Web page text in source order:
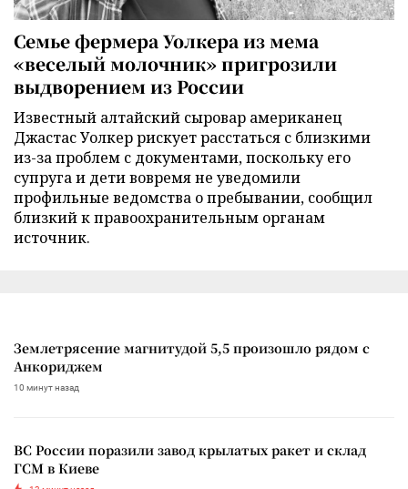
Семье фермера Уолкера из мема
«веселый молочник» пригрозили
выдворением из России
Известный алтайский сыровар американец
Джастас Уолкер рискует расстаться с близкими
из-за проблем с документами, поскольку его
супруга и дети вовремя не уведомили
профильные ведомства о пребывании, сообщил
близкий к правоохранительным органам
источник.
Землетрясение магнитудой 5,5 произошло рядом с
Анкориджем
10 минут назад
ВС России поразили завод крылатых ракет и склад
ГСМ в Киеве